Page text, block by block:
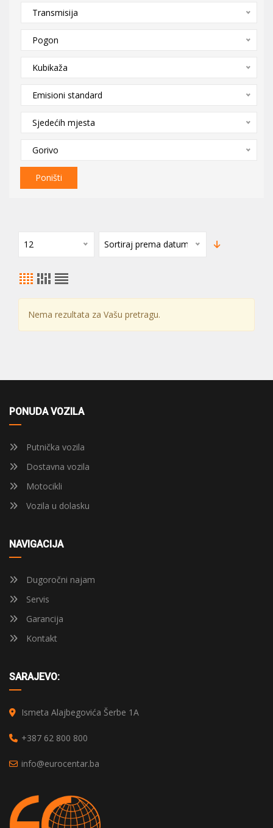
Transmisija
Pogon
Kubikaža
Emisioni standard
Sjedećih mjesta
Gorivo
Poništi
12 Sortiraj prema datumu
Nema rezultata za Vašu pretragu.
PONUDA VOZILA
Putnička vozila
Dostavna vozila
Motocikli
Vozila u dolasku
NAVIGACIJA
Dugoročni najam
Servis
Garancija
Kontakt
SARAJEVO:
Ismeta Alajbegovića Šerbe 1A
+387 62 800 800
info@eurocentar.ba